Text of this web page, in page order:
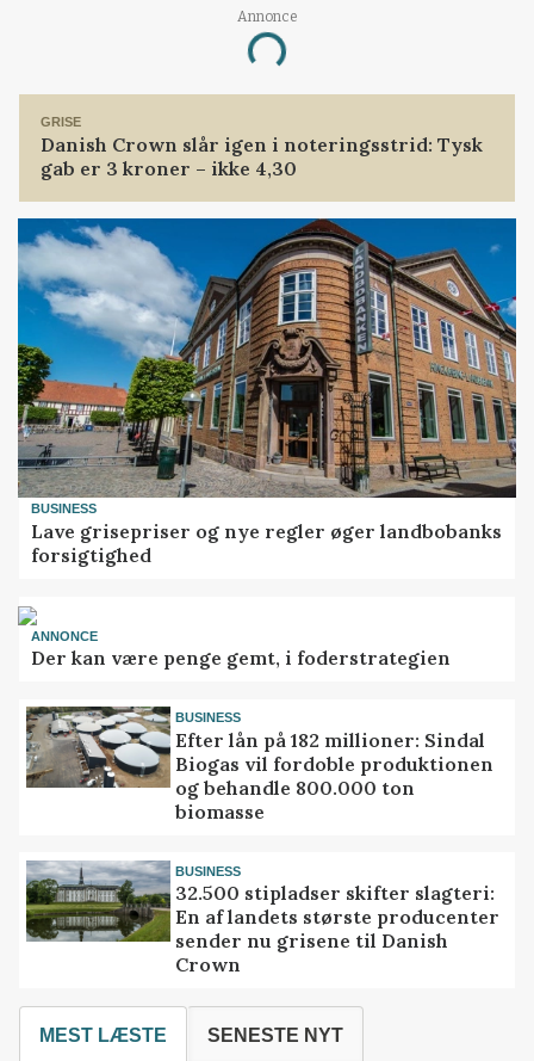
Annonce
Loading...
GRISE
Danish Crown slår igen i noteringsstrid: Tysk
gab er 3 kroner – ikke 4,30
BUSINESS
Lave grisepriser og nye regler øger landbobanks
forsigtighed
ANNONCE
Der kan være penge gemt, i foderstrategien
BUSINESS
Efter lån på 182 millioner: Sindal
Biogas vil fordoble produktionen
og behandle 800.000 ton
biomasse
BUSINESS
32.500 stipladser skifter slagteri:
En af landets største producenter
sender nu grisene til Danish
Crown
MEST LÆSTE SENESTE NYT